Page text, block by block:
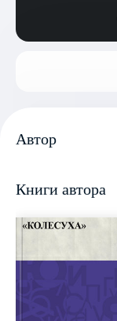
Автор
Книги автора